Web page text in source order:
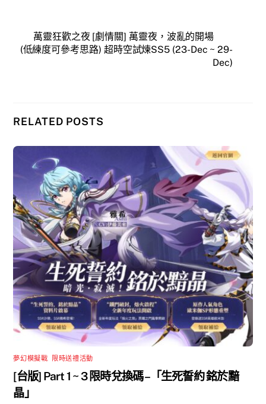
萬靈狂歡之夜 [劇情關] 萬靈夜，波亂的開場
(低練度可參考思路) 超時空試煉SS5 (23-Dec ~ 29-
Dec)
RELATED POSTS
夢幻模擬戰 限時送禮活動
[台版] Part 1 ~ 3 限時兌換碼 –「生死誓約 銘於黯
晶」